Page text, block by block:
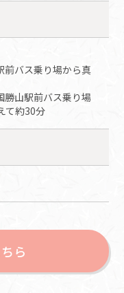
バス乗り場から真
山駅前バス乗り場
て約30分
ら